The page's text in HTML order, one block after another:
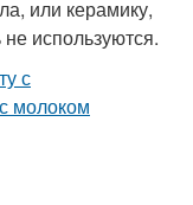
или керамику,
используются.